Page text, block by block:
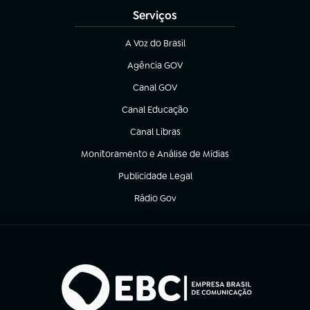
Serviços
A Voz do Brasil
(abre em nova aba)
Agência GOV
(abre em nova aba)
Canal GOV
(abre em nova aba)
Canal Educação
(abre em nova aba)
Canal Libras
(abre em nova aba)
Monitoramento e Análise de Mídias
(abre em nova aba)
Publicidade Legal
(abre em nova aba)
Rádio Gov
(abre em nova aba)